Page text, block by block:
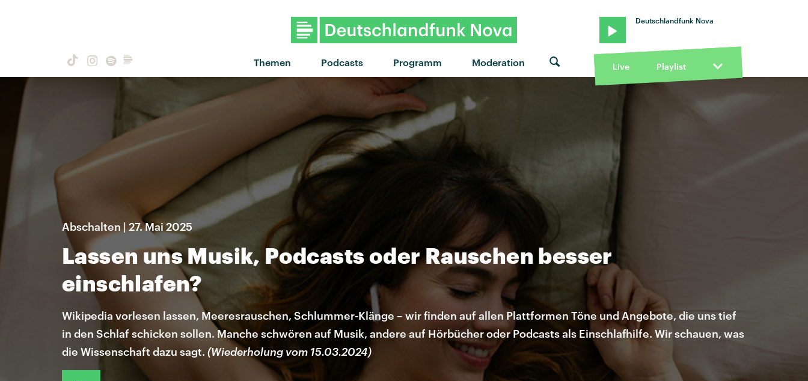
Themen Podcasts Programm Moderation
Deutschlandfunk Nova
Live Playlist
Abschalten | 27. Mai 2025
Lassen uns Musik, Podcasts oder Rauschen besser
einschlafen?
Wikipedia vorlesen lassen, Meeresrauschen, Schlummer-Klänge – wir finden auf allen Plattformen Töne und Angebote, die uns tief
in den Schlaf schicken sollen. Manche schwören auf Musik, andere auf Hörbücher oder Podcasts als Einschlafhilfe. Wir schauen, was
die Wissenschaft dazu sagt. (Wiederholung vom 15.03.2024)